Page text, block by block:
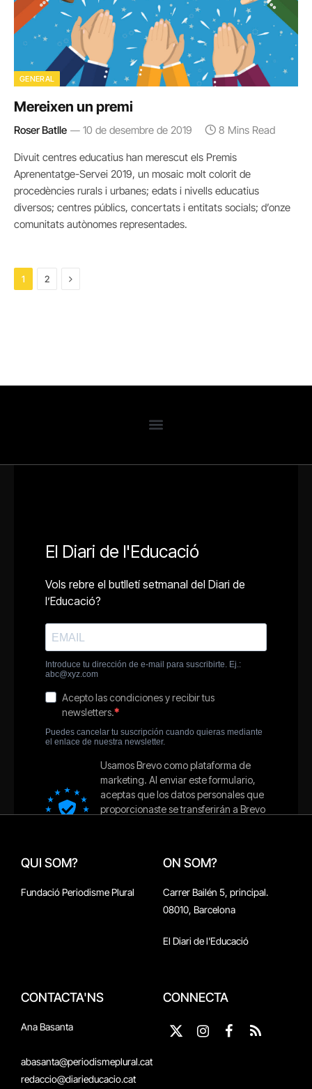
GENERAL
Mereixen un premi
Roser Batlle 10 de desembre de 2019 8 Mins Read
Divuit centres educatius han merescut els Premis
Aprenentatge-Servei 2019, un mosaic molt colorit de
procedències rurals i urbanes; edats i nivells educatius
diversos; centres públics, concertats i entitats socials; d’onze
comunitats autònomes representades.
1 2 Next
QUI SOM?
Fundació Periodisme Plural
ON SOM?
Carrer Bailén 5, principal.
08010, Barcelona
El Diari de l'Educació
CONTACTA'NS
Ana Basanta
abasanta@periodismeplural.cat
redaccio@diarieducacio.cat
CONNECTA
X
InstagramFacebook
RSS